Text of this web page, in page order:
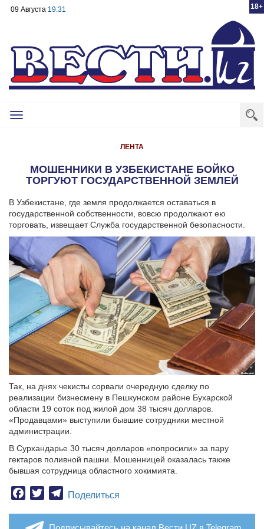
18+
09 Августа 19:31
Toggle
ЛЕНТА
МОШЕННИКИ В УЗБЕКИСТАНЕ БОЙКО
ТОРГУЮТ ГОСУДАРСТВЕННОЙ ЗЕМЛЕЙ
В Узбекистане, где земля продолжается оставаться в
государственной собственности, вовсю продолжают ею
торговать, извещает Служба государственной безопасности.
Так, на днях чекисты сорвали очередную сделку по
реализации бизнесмену в Пешкунском районе Бухарской
области 19 соток под жилой дом 38 тысяч долларов.
«Продавцами» выступили бывшие сотрудники местной
администрации.
В Сурхандарье 30 тысяч долларов «попросили» за пару
гектаров поливной пашни. Мошенницей оказалась также
бывшая сотрудница областного хокимията.
Facebook
TwitterTelegram
Поделиться